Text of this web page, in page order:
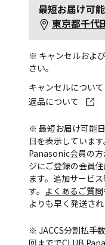
最短お届け可
東京都千代
※ キャンセルおよ
さい。
キャンセルについて
返品について
※ 最短お届け可能
日を表示していま
Panasonic会員の
ジにご登録の会員
ます。追加サービ
す。 よくあるご質問
よりも早く発送され
※ JACCS分割払手
回まででCLUB